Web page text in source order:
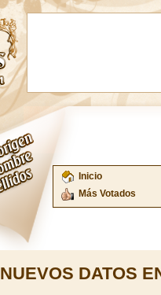
Inicio
Más Votados
DATOS